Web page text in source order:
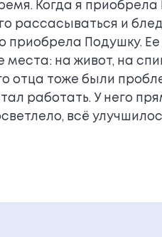
Когда я
рассасываться и
приобрела Подушку.
на живот, на
отца тоже были
работать. У него
всё